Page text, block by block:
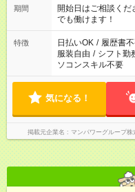
ん ※法令に基づき、
となります ※労働者
短時間・短期間の就
期間
開始日はご相談く
でも働けます！
特徴 日払いOK / 履歴書
服装自由 / シフト勤
ソコンスキル不要
気になる！
掲載元企業名 マンパワーグループ